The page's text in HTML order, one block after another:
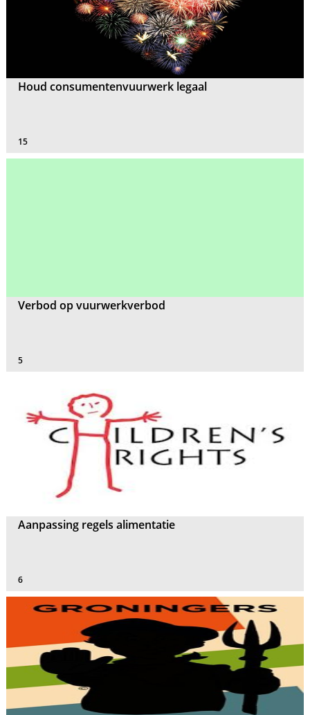
Houd consumentenvuurwerk legaal
15
Verbod op vuurwerkverbod
5
Aanpassing regels alimentatie
6